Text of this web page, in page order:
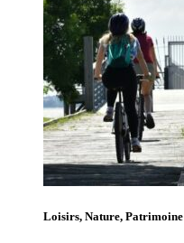
Loisirs, Nature, Patrimoine